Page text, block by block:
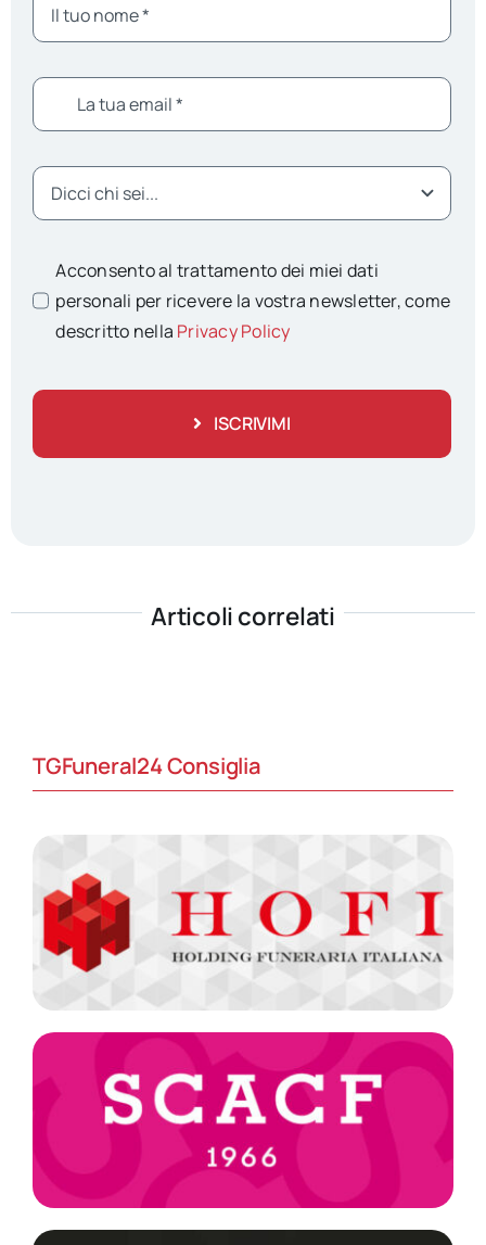
Acconsento al trattamento dei miei dati
personali per ricevere la vostra newsletter, come
descritto nella Privacy Policy
ISCRIVIMI
Articoli correlati
TGFuneral24 Consiglia